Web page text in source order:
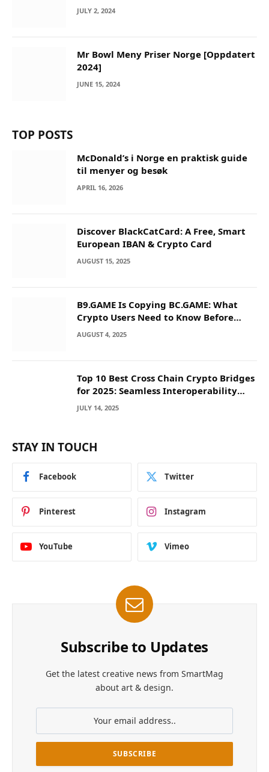
JULY 2, 2024
Mr Bowl Meny Priser Norge [Oppdatert
2024]
JUNE 15, 2024
TOP POSTS
McDonald’s i Norge en praktisk guide
til menyer og besøk
APRIL 16, 2026
Discover BlackCatCard: A Free, Smart
European IBAN & Crypto Card
AUGUST 15, 2025
B9.GAME Is Copying BC.GAME: What
Crypto Users Need to Know Before
They Deposit
AUGUST 4, 2025
Top 10 Best Cross Chain Crypto Bridges
for 2025: Seamless Interoperability
Across Blockchain Networks
JULY 14, 2025
STAY IN TOUCH
Facebook Twitter
Pinterest Instagram
YouTube Vimeo
Subscribe to Updates
Get the latest creative news from SmartMag
about art & design.